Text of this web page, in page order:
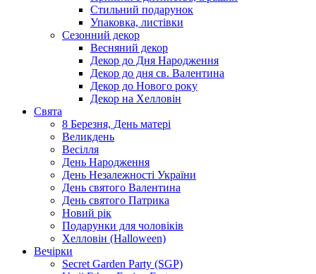
Стильний подарунок
Упаковка, листівки
Сезонний декор
Весняний декор
Декор до Дня Народження
Декор до дня св. Валентина
Декор до Нового року
Декор на Хелловін
Свята
8 Березня, День матері
Великдень
Весілля
День Народження
День Незалежності України
День святого Валентина
День святого Патрика
Новий рік
Подарунки для чоловіків
Хелловін (Halloween)
Вечірки
Secret Garden Party (SGP)